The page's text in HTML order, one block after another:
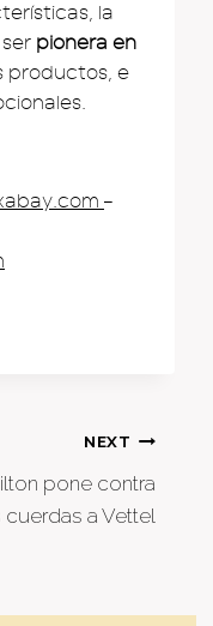
la
pionera en
productos, e
–
NEXT
pone contra
cuerdas a Vettel